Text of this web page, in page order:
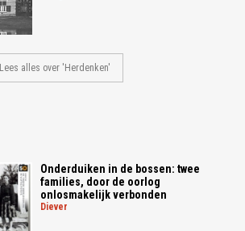
Lees alles over 'Herdenken'
Onderduiken in de bossen: twee
families, door de oorlog
onlosmakelijk verbonden
diever